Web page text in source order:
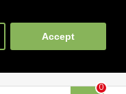
Accept
Compara
0
0